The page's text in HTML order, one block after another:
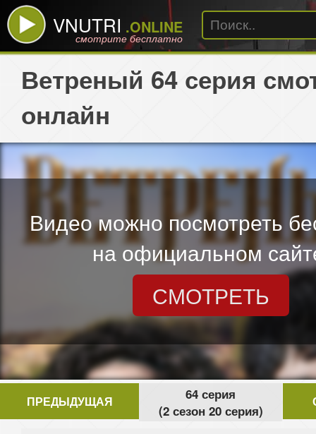
VNUTRI .ONLINE
смотрите бесплатно
Ветреный 64 серия
онлайн
Видео можно посмотреть
на официальном
СМОТРЕТЬ
ПРЕДЫДУЩАЯ
64 серия
(2 сезон 20 серия)